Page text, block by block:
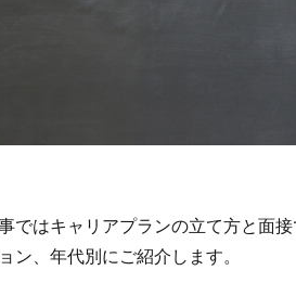
ではキャリアプランの立て方と面
ン、年代別にご紹介します。